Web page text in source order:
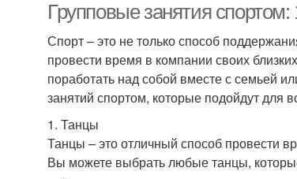
Групповые занятия
Спорт – это не только способ
провести время в компании своих
поработать над собой вместе с семьей
занятий спортом, которые подойдут для
1. Танцы
Танцы – это отличный способ провести
Вы можете выбрать любые танцы,